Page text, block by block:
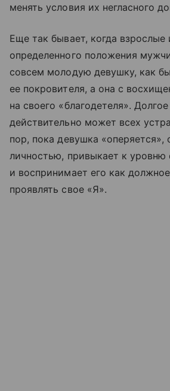
менять условия их негласного
Еще так бывает, когда
определенного положения
совсем молодую девушку, как
ее покровителя, а она с
на своего «благодетеля».
действительно может всех
пор, пока девушка «оперяется»,
личностью, привыкает к уровню
и воспринимает его как
проявлять свое «Я».